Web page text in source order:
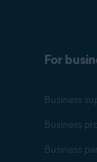
For
Business
Business
Business